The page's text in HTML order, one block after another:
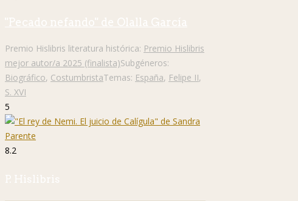
"Pecado nefando" de Olalla García
Premio Hislibris literatura histórica: Premio Hislibris
mejor autor/a 2025 (finalista)Subgéneros:
Biográfico, CostumbristaTemas: España, Felipe II,
S. XVI
5
8.2
P. Hislibris